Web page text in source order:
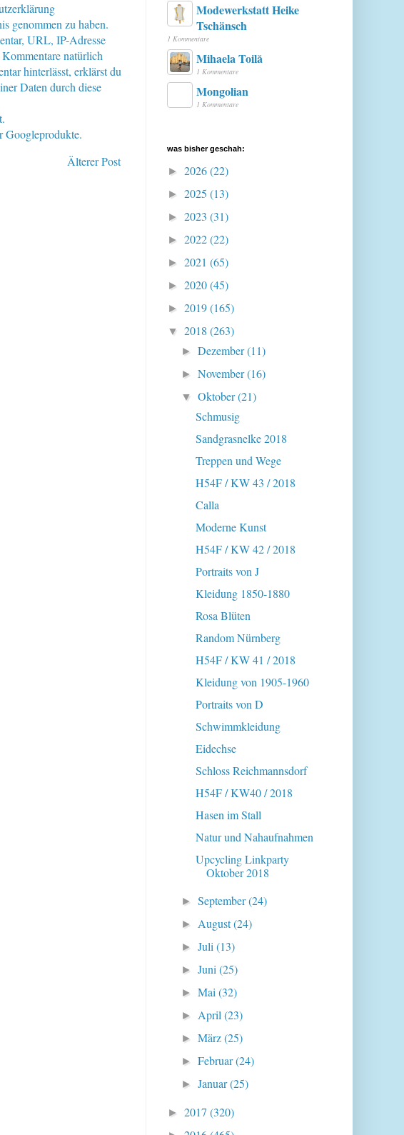
genommen zu haben.
URL, IP-Adresse
natürlich
hinterlässt, erklärst du
Daten durch diese
Googleprodukte.
Älterer Post
Modewerkstatt Heike
Tschänsch
1 Kommentare
Mihaela Toilă
1 Kommentare
Mongolian
1 Kommentare
was bisher geschah:
► 2026(22)
► 2025 (13)
► 2023 (31)
► 2022(22)
► 2021 (65)
► 2020(45)
► 2019(165)
▼ 2018 (263)
►Dezember(11)
►November(16)
▼Oktober(21)
Schmusig
Sandgrasnelke 2018
Treppen und Wege
H54F / KW 43 / 2018
Calla
Moderne Kunst
H54F / KW 42 / 2018
Portraits von J
Kleidung 1850-1880
Rosa Blüten
Random Nürnberg
H54F / KW 41 / 2018
Kleidung von 1905-1960
Portraits von D
Schwimmkleidung
Eidechse
Schloss Reichmannsdorf
H54F / KW40 / 2018
Hasen im Stall
Natur und Nahaufnahmen
Upcycling Linkparty
Oktober 2018
►September(24)
► August(24)
►Juli(13)
►Juni(25)
►Mai(32)
► April(23)
►März(25)
►Februar(24)
►Januar(25)
► 2017 (320)